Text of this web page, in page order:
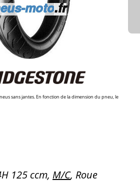
sans jantes. En fonction de la dimension du pneu, le
125 ccm, M/C, Roue